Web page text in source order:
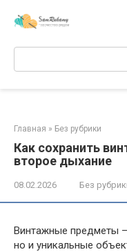
Главная » Без рубрики
Как сохранить
второе дыхание
08.02.2026 Без
Винтажные предметы
но и уникальные